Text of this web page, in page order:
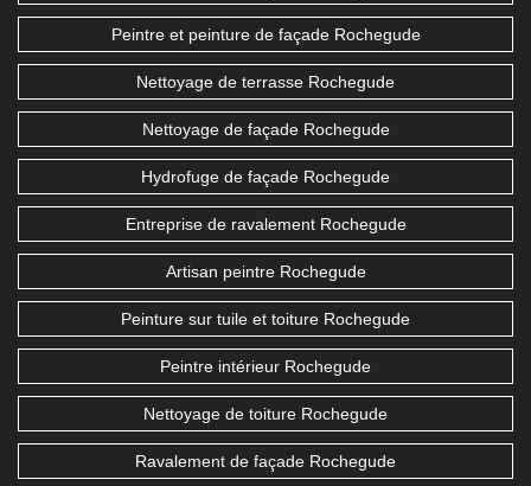
Peintre et peinture de façade Rochegude
Nettoyage de terrasse Rochegude
Nettoyage de façade Rochegude
Hydrofuge de façade Rochegude
Entreprise de ravalement Rochegude
Artisan peintre Rochegude
Peinture sur tuile et toiture Rochegude
Peintre intérieur Rochegude
Nettoyage de toiture Rochegude
Ravalement de façade Rochegude